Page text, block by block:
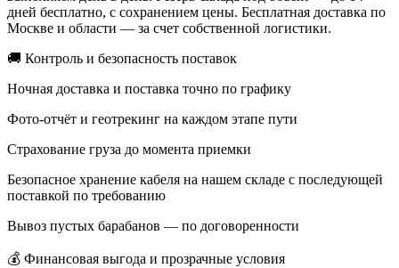
дней бесплатно, с сохранением цены. Бесплатная доставка по
Москве и области — за счет собственной логистики.
🚚 Контроль и безопасность поставок
Ночная доставка и поставка точно по графику
Фото-отчёт и геотрекинг на каждом этапе пути
Страхование груза до момента приемки
Безопасное хранение кабеля на нашем складе с последующей
поставкой по требованию
Вывоз пустых барабанов — по договоренности
💰 Финансовая выгода и прозрачные условия